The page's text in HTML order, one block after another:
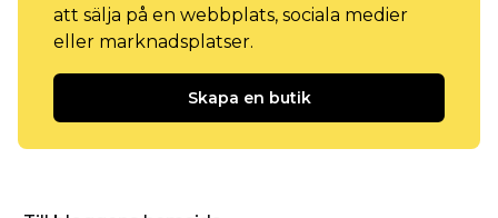
att sälja på en webbplats, sociala medier
eller marknadsplatser.
Skapa en butik